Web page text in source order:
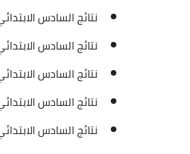
نتائج السادس الابتدائي 2026
نتائج السادس الابتدائي 2026
نتائج السادس الابتدائي 2026
نتائج السادس الابتدائي 2026
نتائج السادس الابتدائي 2026